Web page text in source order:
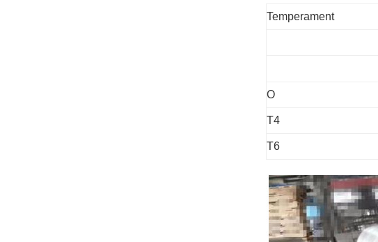
Temperament
O
T4
T6